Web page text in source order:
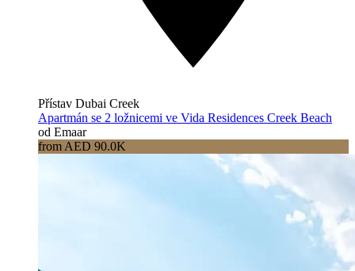
Přístav Dubai Creek
Apartmán se 2 ložnicemi ve Vida Residences Creek Beach
od Emaar
from AED 90.0K